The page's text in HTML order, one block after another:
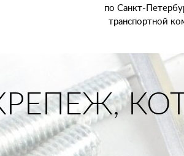
по Санкт-
транспортной